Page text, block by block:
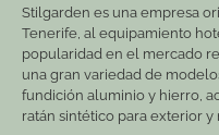
Stilgarden es una empresa
Tenerife, al equipamiento
popularidad en el mercado
una gran variedad de
fundición aluminio y hierro,
ratán sintético para exterior y